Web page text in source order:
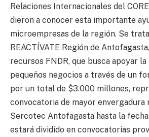
Relaciones Internacionales del
dieron a conocer esta importante
microempresas de la región. Se
REACTÍVATE Región de
recursos FNDR, que busca apoyar
pequeños negocios a través de un
por un total de $3.000 millones,
convocatoria de mayor envergadura
Sercotec Antofagasta hasta la
estará dividido en convocatorias